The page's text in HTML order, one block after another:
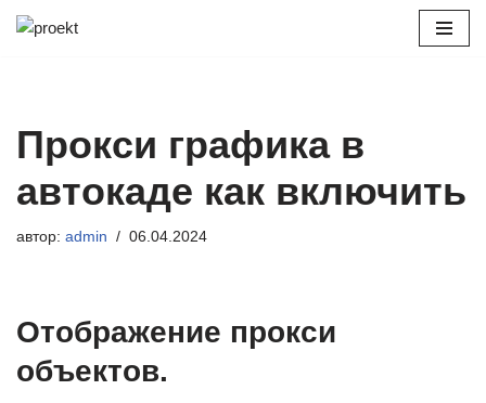
Прокси графика в
автокаде как включить
автор: admin 06.04.2024
Отображение прокси
объектов.